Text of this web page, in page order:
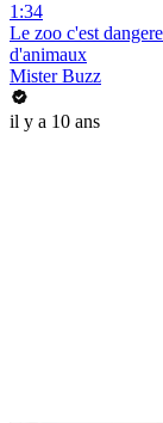
1:34
Le zoo c'est
d'animaux
Mister Buzz
il y a 10 ans